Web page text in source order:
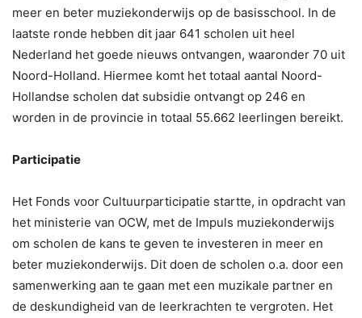
meer en beter muziekonderwijs op de basisschool. In de
laatste ronde hebben dit jaar 641 scholen uit heel
Nederland het goede nieuws ontvangen, waaronder 70 uit
Noord-Holland. Hiermee komt het totaal aantal Noord-
Hollandse scholen dat subsidie ontvangt op 246 en
worden in de provincie in totaal 55.662 leerlingen bereikt.
Participatie
Het Fonds voor Cultuurparticipatie startte, in opdracht van
het ministerie van OCW, met de Impuls muziekonderwijs
om scholen de kans te geven te investeren in meer en
beter muziekonderwijs. Dit doen de scholen o.a. door een
samenwerking aan te gaan met een muzikale partner en
de deskundigheid van de leerkrachten te vergroten. Het